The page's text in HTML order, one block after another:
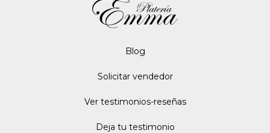
Blog
Solicitar vendedor
Ver testimonios-reseñas
Deja tu testimonio